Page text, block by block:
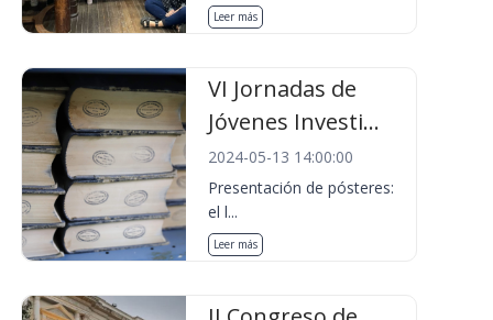
Leer más
VI Jornadas de
Jóvenes Investi...
2024-05-13 14:00:00
Presentación de pósteres:
el l...
Leer más